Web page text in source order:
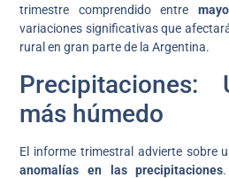
trimestre comprendido entre
variaciones significativas que
rural en gran parte de la Argentina.
Precipitaciones:
más húmedo
El informe trimestral advierte sobre
anomalías en las precipitaciones